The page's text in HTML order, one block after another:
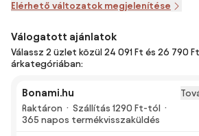
Elérhető változatok megjelenítése
Válogatott ajánlatok
Válassz 2 üzlet közül 24 091 Ft és 26 790
árkategóriában:
Bonami.hu
Raktáron
Szállítás 1290 Ft-tól
365 napos termékvisszaküldés